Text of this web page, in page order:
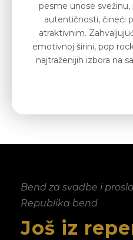
pesme unose
autentičnosti, čineći
atraktivnim.
emotivnoj širini, pop
najtraženijih izbora na
Bend za svadbe i
Republika bend
Još iz